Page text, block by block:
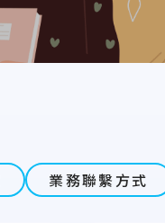
業務聯繫方式